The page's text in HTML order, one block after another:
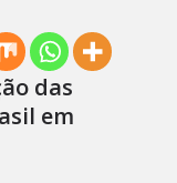
das
em